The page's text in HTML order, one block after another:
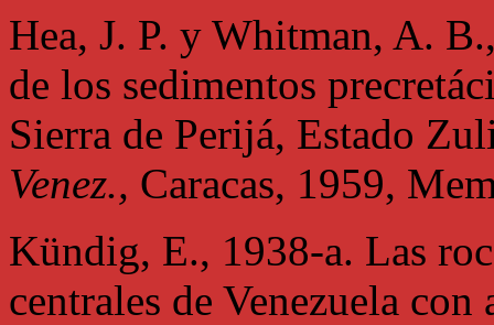
Hea, J. P. y Whitman, A.
de los sedimentos
Sierra de Perijá, Estado
Venez., Caracas, 1959,
Kündig, E., 1938-a. Las
centrales de Venezuela